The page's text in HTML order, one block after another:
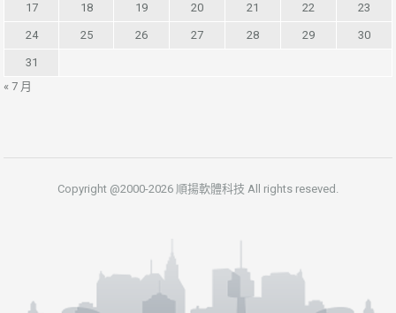
17 18 19 20 21 22 23
24 25 26 27 28 29 30
31
« 7 月
Copyright @2000-2026 順揚軟體科技 All rights reseved.